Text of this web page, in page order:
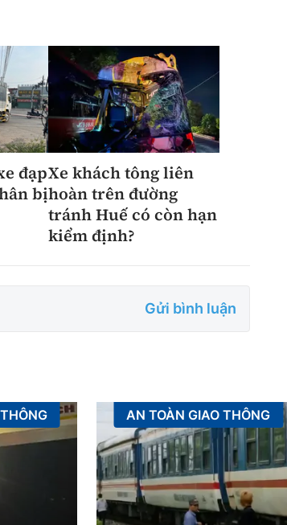
đạp
bị
Xe khách tông liên
hoàn trên đường
tránh Huế có còn hạn
kiểm định?
Gửi bình luận
AN TOÀN GIAO THÔNG